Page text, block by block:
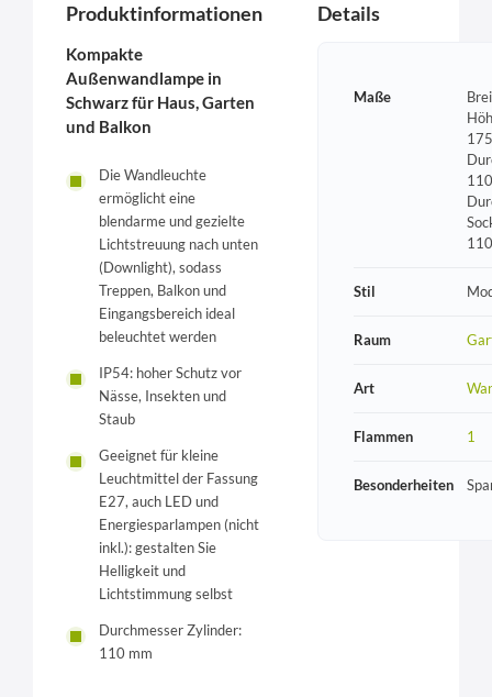
Produktinformationen
Kompakte
Außenwandlampe in
Schwarz für Haus, Garten
und Balkon
Die Wandleuchte
ermöglicht eine
blendarme und gezielte
Lichtstreuung nach unten
(Downlight), sodass
Treppen, Balkon und
Eingangsbereich ideal
beleuchtet werden
IP54: hoher Schutz vor
Nässe, Insekten und
Staub
Geeignet für kleine
Leuchtmittel der Fassung
E27, auch LED und
Energiesparlampen (nicht
inkl.): gestalten Sie
Helligkeit und
Lichtstimmung selbst
Durchmesser Zylinder:
110 mm
Details
Maße
Stil
Raum
Art
Flammen 1
Besonderheiten